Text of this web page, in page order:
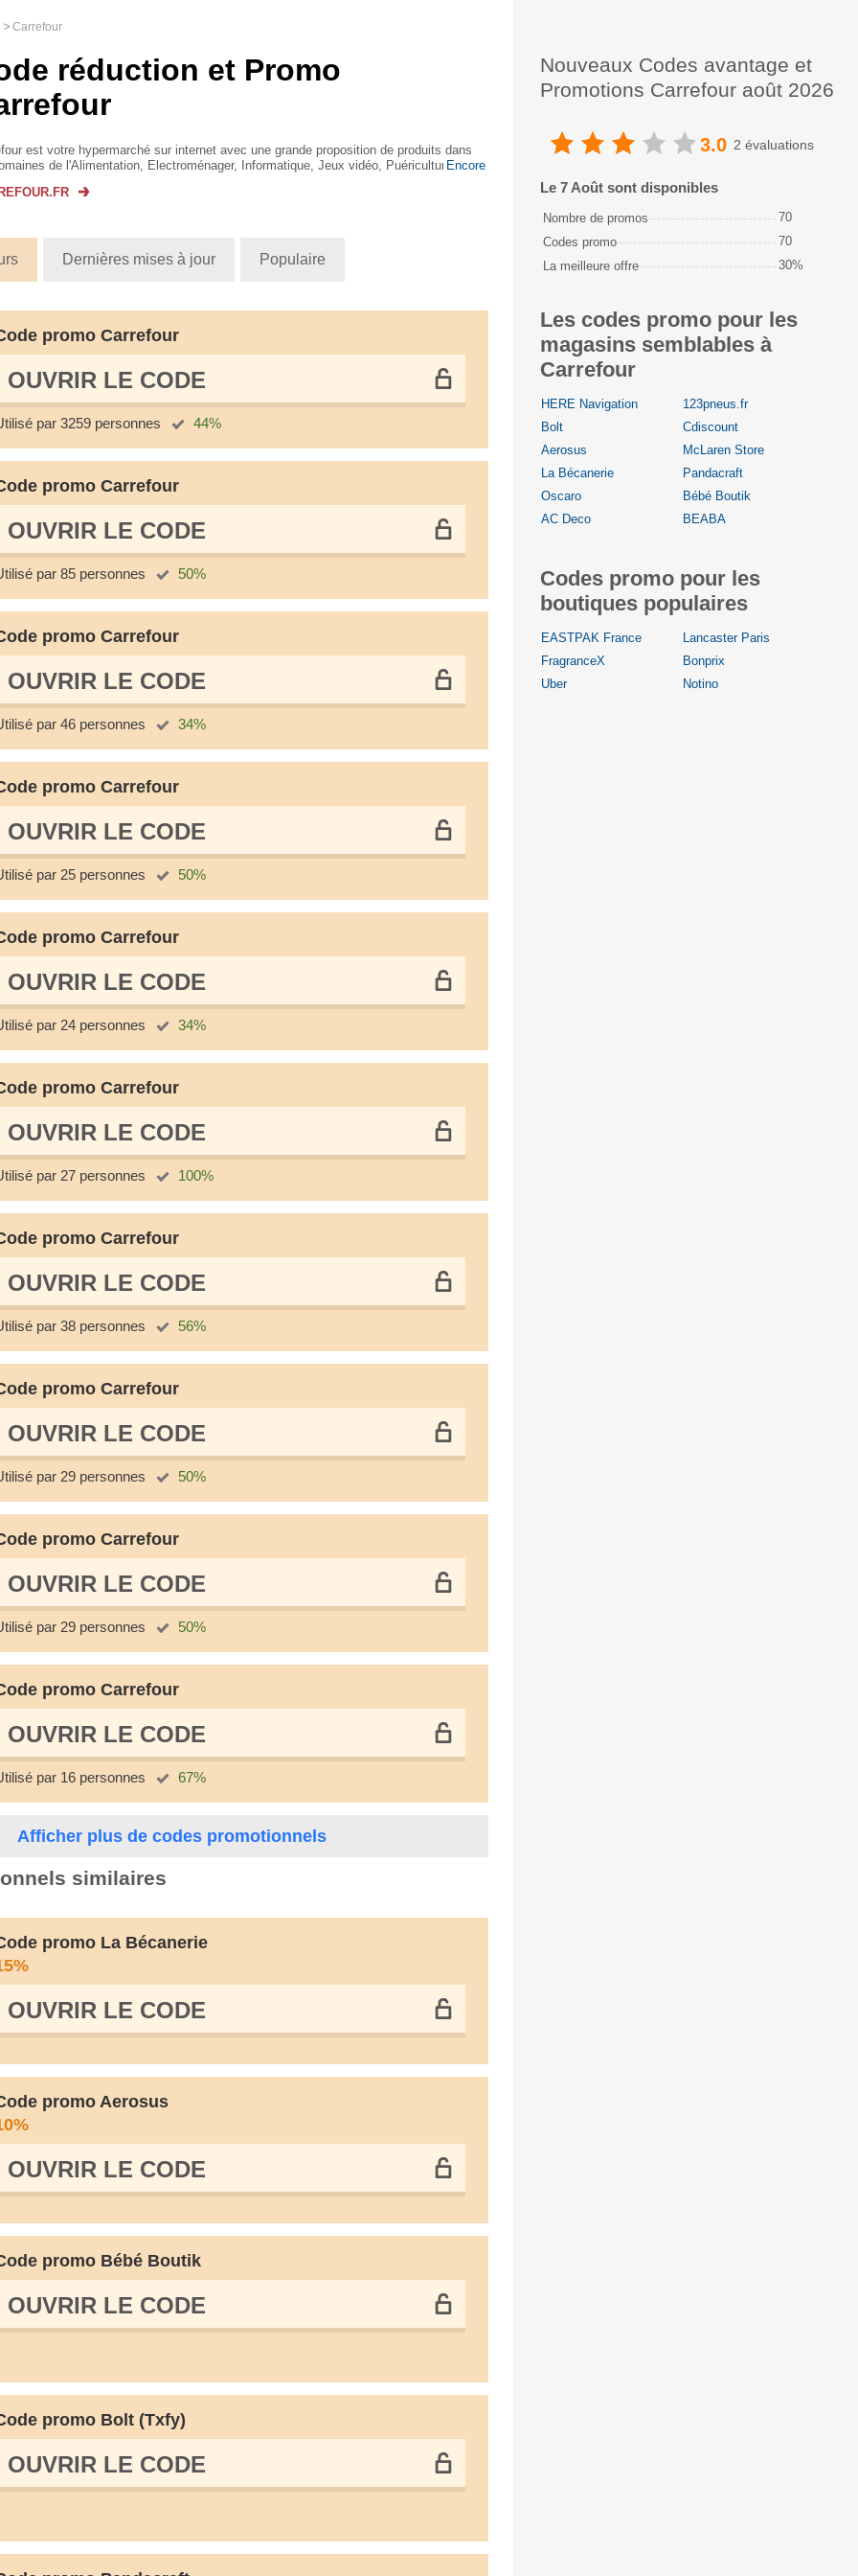
Carrefour
réduction et Promo
est votre hypermarché sur internet avec une grande proposition de produits dans
de l'Alimentation, Electroménager, Informatique, Jeux vidéo, Puériculture,Encore
Dernières mises à jour Populaire
promo Carrefour
OUVRIR LE СODE
par 3259 personnes 44%
promo Carrefour
OUVRIR LE СODE
par 85 personnes 50%
promo Carrefour
OUVRIR LE СODE
par 46 personnes 34%
promo Carrefour
OUVRIR LE СODE
par 25 personnes 50%
promo Carrefour
OUVRIR LE СODE
par 24 personnes 34%
promo Carrefour
OUVRIR LE СODE
par 27 personnes 100%
promo Carrefour
OUVRIR LE СODE
par 38 personnes 56%
promo Carrefour
OUVRIR LE СODE
par 29 personnes 50%
promo Carrefour
OUVRIR LE СODE
par 29 personnes 50%
promo Carrefour
OUVRIR LE СODE
par 16 personnes 67%
Afficher plus de codes promotionnels
similaires
promo La Bécanerie
OUVRIR LE СODE
promo Aerosus
OUVRIR LE СODE
promo Bébé Boutik
OUVRIR LE СODE
promo Bolt (Txfy)
OUVRIR LE СODE
Nouveaux Codes avantage et
Promotions Carrefour août 2026
3.0 2 évaluations
Le 7 Août sont disponibles
Nombre de promos
70
Codes promo
70
La meilleure offre
30%
Les codes promo pour les
magasins semblables à
Carrefour
HERE Navigation
123pneus.fr
Bolt
Cdiscount
Aerosus
McLaren Store
La Bécanerie
Pandacraft
Oscaro
Bébé Boutik
AC Deco
BEABA
Codes promo pour les
boutiques populaires
EASTPAK France
Lancaster Paris
FragranceX
Bonprix
Uber
Notino